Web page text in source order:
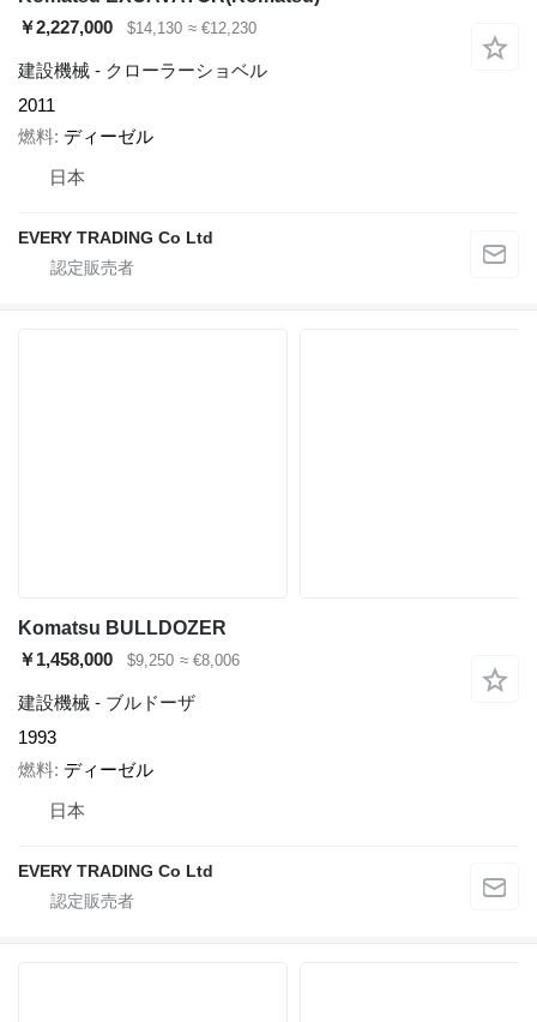
￥2,227,000
$14,130 ≈ €12,230
建設機械 - クローラーショベル
2011
燃料 ディーゼル
日本
EVERY TRADING Co Ltd
Komatsu BULLDOZER
￥1,458,000
$9,250 ≈ €8,006
建設機械 - ブルドーザ
1993
燃料 ディーゼル
日本
EVERY TRADING Co Ltd